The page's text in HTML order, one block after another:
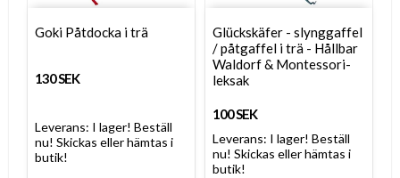
Goki Påtdocka i trä
130 SEK
Leverans: I lager! Beställ
nu! Skickas eller hämtas i
butik!
Glückskäfer - slynggaffel
/ påtgaffel i trä - Hållbar
Waldorf & Montessori-
leksak
100 SEK
Leverans: I lager! Beställ
nu! Skickas eller hämtas i
butik!